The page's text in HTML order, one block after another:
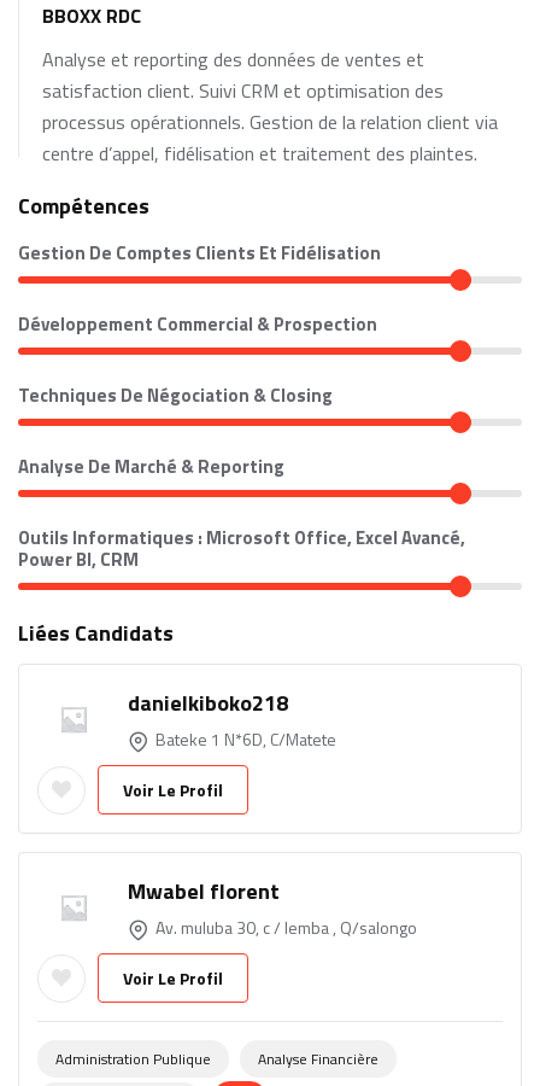
BBOXX RDC
Analyse et reporting des données de ventes et
satisfaction client. Suivi CRM et optimisation des
processus opérationnels. Gestion de la relation client via
centre d’appel, fidélisation et traitement des plaintes.
Compétences
Gestion De Comptes Clients Et Fidélisation
Développement Commercial & Prospection
Techniques De Négociation & Closing
Analyse De Marché & Reporting
Outils Informatiques : Microsoft Office, Excel Avancé,
Power BI, CRM
Liées Candidats
danielkiboko218
Bateke 1 N*6D, C/Matete
Voir Le Profil
Mwabel florent
Av. muluba 30, c / lemba , Q/salongo
Voir Le Profil
Administration Publique Analyse Financière